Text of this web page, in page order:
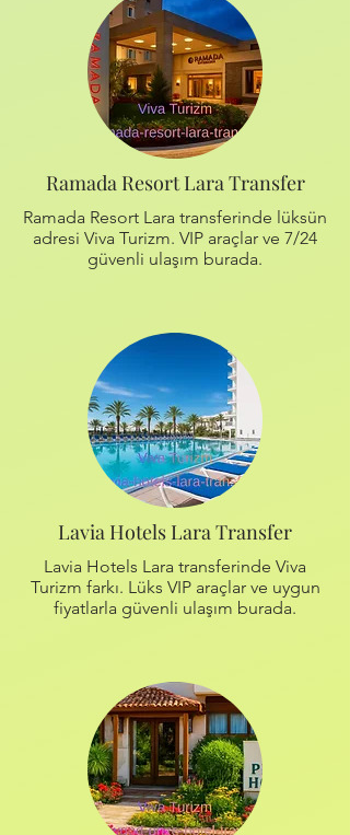
Ramada Resort Lara Transfer
Ramada Resort Lara transferinde lüksün
adresi Viva Turizm. VIP araçlar ve 7/24
güvenli ulaşım burada.
Lavia Hotels Lara Transfer
Lavia Hotels Lara transferinde Viva
Turizm farkı. Lüks VIP araçlar ve uygun
fiyatlarla güvenli ulaşım burada.